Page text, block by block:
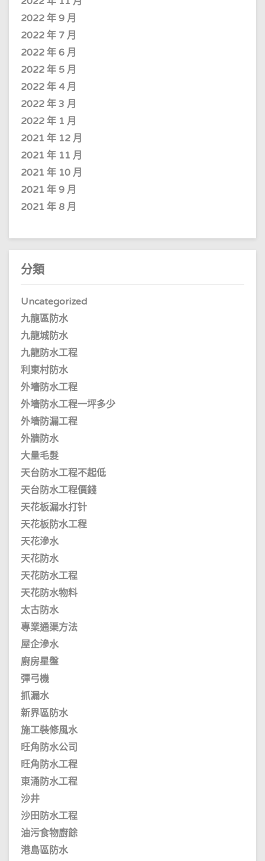
2022 年 9 月
2022 年 7 月
2022 年 6 月
2022 年 5 月
2022 年 4 月
2022 年 3 月
2022 年 1 月
2021 年 12 月
2021 年 11 月
2021 年 10 月
2021 年 9 月
2021 年 8 月
分類
Uncategorized
九龍區防水
九龍城防水
九龍防水工程
利東村防水
外墻防水工程
外墻防水工程一坪多少
外墻防漏工程
外牆防水
大量毛髮
天台防水工程不起低
天台防水工程價錢
天花板漏水打针
天花板防水工程
天花滲水
天花防水
天花防水工程
天花防水物料
太古防水
專業通渠方法
屋企滲水
廚房星盤
彈弓機
抓漏水
新界區防水
施工裝修風水
旺角防水公司
旺角防水工程
東涌防水工程
沙井
沙田防水工程
油污食物廚餘
港島區防水